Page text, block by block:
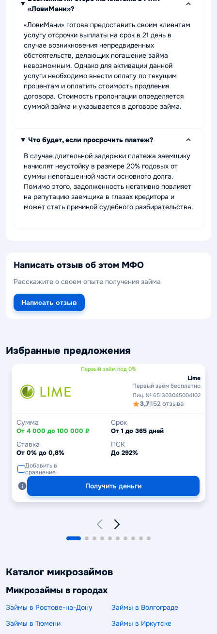
«ЛовиМани»?
«ЛовиМани» готова предоставить своим клиентам
услугу отсрочки выплаты на срок в 21 день в
случае возникновения непредвиденных
обстоятельств, делающих погашение займа
невозможным. Однако для активации данной
услуги необходимо внести оплату по текущим
процентам и оплатить стоимость продления
договора. Стоимость пролонгации определяется
суммой займа и указывается в договоре займа.
Что будет, если просрочить платеж?
В случае длительной задержки платежа заемщику
начислят неустойку в размере 20% годовых от
суммы непогашенной части основного долга.
Помимо этого, задолженность негативно повлияет
на репутацию заемщика в глазах кредитора и
может стать причиной судебного разбирательства.
Написать отзыв об этом МФО
Расскажите о своем опыте получения займа
Написать отзыв
Избранные предложения
Первый займ под 0%
Lime
Первый заём бесплатно
Лиц. № 651303045004102
3,7|152 отзыва
Сумма
От 4 000 до 100 000 ₽
Срок
От 1 до 365 дней
Ставка
От 0% до 0,8%
ПСК
До 292%
Добавить в
сравнение
Получить деньги
Каталог микрозаймов
Микрозаймы в городах
Займы в Ростове-на-Дону
Займы в Волгограде
Займы в Тюмени
Займы в Иркутске